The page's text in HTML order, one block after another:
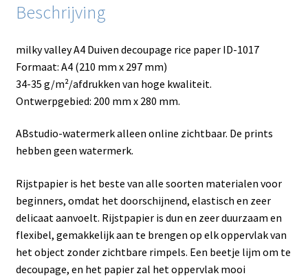
Beschrijving
milky valley A4 Duiven decoupage rice paper ID-1017
Formaat: A4 (210 mm x 297 mm)
34-35 g/m²/afdrukken van hoge kwaliteit.
Ontwerpgebied: 200 mm x 280 mm.
ABstudio-watermerk alleen online zichtbaar. De prints
hebben geen watermerk.
Rijstpapier is het beste van alle soorten materialen voor
beginners, omdat het doorschijnend, elastisch en zeer
delicaat aanvoelt. Rijstpapier is dun en zeer duurzaam en
flexibel, gemakkelijk aan te brengen op elk oppervlak van
het object zonder zichtbare rimpels. Een beetje lijm om te
decoupage, en het papier zal het oppervlak mooi